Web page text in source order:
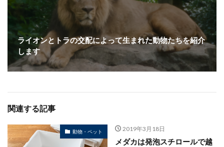
ライオンとトラの交配によって生まれた動物たちを紹介
します
関連する記事
動物・ペット 2019年3月18日
メダカは発泡スチロールで越